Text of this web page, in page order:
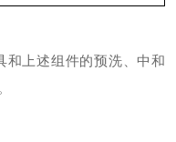
和上述组件的预洗、中和